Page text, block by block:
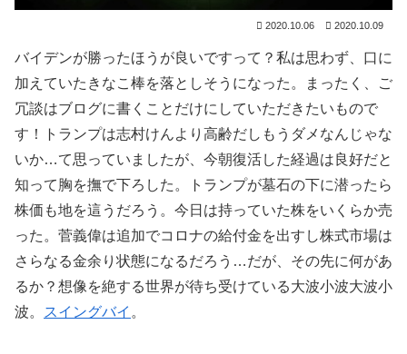
2020.10.06 2020.10.09
バイデンが勝ったほうが良いですって？私は思わず、口に
加えていたきなこ棒を落としそうになった。まったく、ご
冗談はブログに書くことだけにしていただきたいもので
す！トランプは志村けんより高齢だしもうダメなんじゃな
いか…て思っていましたが、今朝復活した経過は良好だと
知って胸を撫で下ろした。トランプが墓石の下に潜ったら
株価も地を這うだろう。今日は持っていた株をいくらか売
った。菅義偉は追加でコロナの給付金を出すし株式市場は
さらなる金余り状態になるだろう…だが、その先に何があ
るか？想像を絶する世界が待ち受けている大波小波大波小
波。
スイングバイ 。